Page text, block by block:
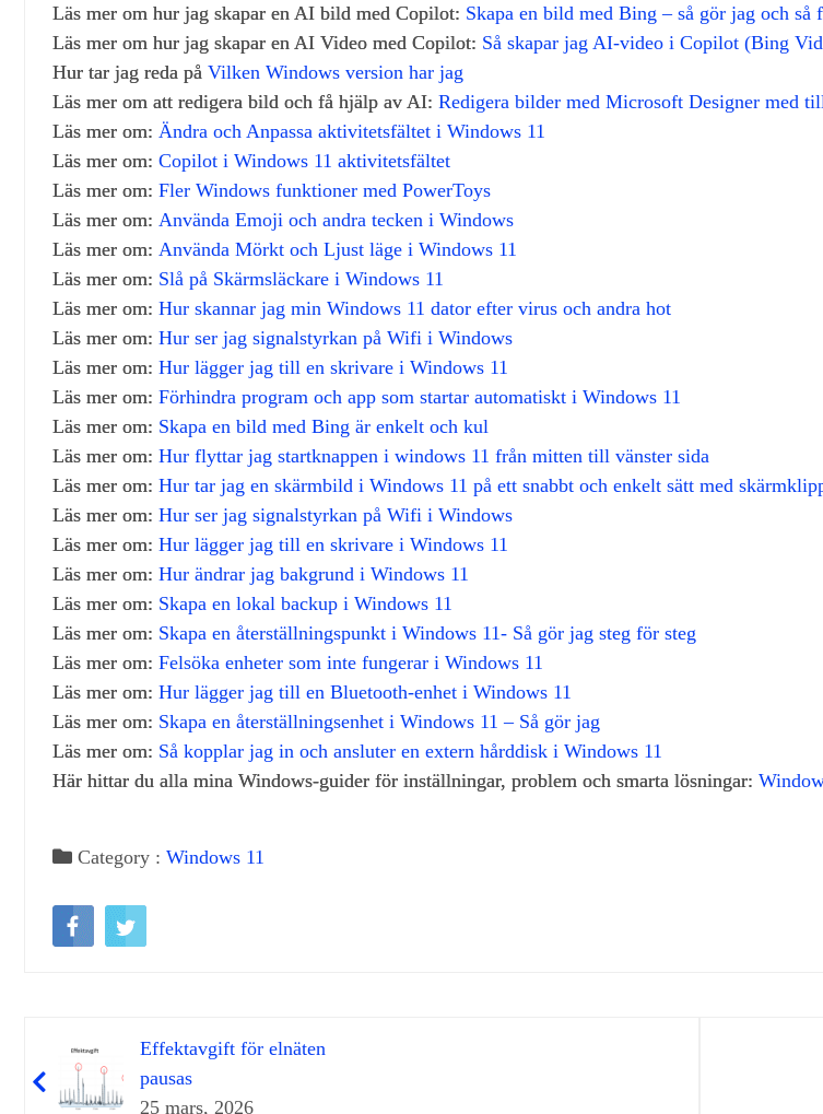
Läs mer om hur jag skapar en AI bild med Copilot: Skapa en bild med Bing – så gör jag och så
Läs mer om hur jag skapar en AI Video med Copilot: Så skapar jag AI-video i Copilot (Bing
Hur tar jag reda på Vilken Windows version har jag
Läs mer om att redigera bild och få hjälp av AI: Redigera bilder med Microsoft Designer med
Läs mer om: Ändra och Anpassa aktivitetsfältet i Windows 11
Läs mer om: Copilot i Windows 11 aktivitetsfältet
Läs mer om: Fler Windows funktioner med PowerToys
Läs mer om: Använda Emoji och andra tecken i Windows
Läs mer om: Använda Mörkt och Ljust läge i Windows 11
Läs mer om: Slå på Skärmsläckare i Windows 11
Läs mer om: Hur skannar jag min Windows 11 dator efter virus och andra hot
Läs mer om: Hur ser jag signalstyrkan på Wifi i Windows
Läs mer om: Hur lägger jag till en skrivare i Windows 11
Läs mer om: Förhindra program och app som startar automatiskt i Windows 11
Läs mer om: Skapa en bild med Bing är enkelt och kul
Läs mer om: Hur flyttar jag startknappen i windows 11 från mitten till vänster sida
Läs mer om: Hur tar jag en skärmbild i Windows 11 på ett snabbt och enkelt sätt med
Läs mer om: Hur ser jag signalstyrkan på Wifi i Windows
Läs mer om: Hur lägger jag till en skrivare i Windows 11
Läs mer om: Hur ändrar jag bakgrund i Windows 11
Läs mer om: Skapa en lokal backup i Windows 11
Läs mer om: Skapa en återställningspunkt i Windows 11- Så gör jag steg för steg
Läs mer om: Felsöka enheter som inte fungerar i Windows 11
Läs mer om: Hur lägger jag till en Bluetooth-enhet i Windows 11
Läs mer om: Skapa en återställningsenhet i Windows 11 – Så gör jag
Läs mer om: Så kopplar jag in och ansluter en extern hårddisk i Windows 11
Här hittar du alla mina Windows‑guider för inställningar, problem och smarta lösningar:
Category : Windows 11
Effektavgift för elnäten
pausas
25 mars, 2026